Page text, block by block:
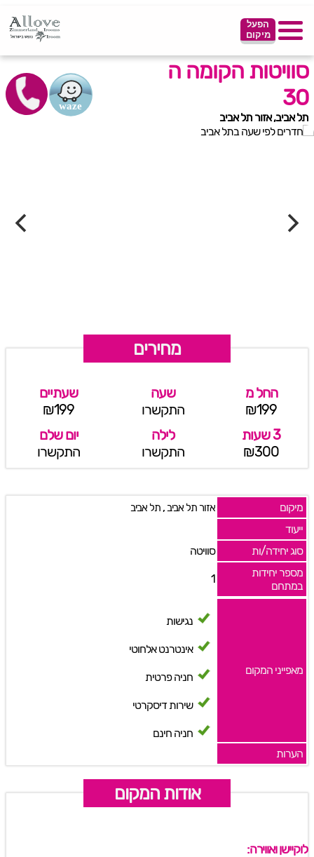
הפעל
מיקום
סוויטות הקומה ה
30
תל אביב, אזור תל אביב
מחירים
החל מ
₪199
שעה
התקשרו
שעתיים
₪199
3 שעות
₪300
לילה
התקשרו
יום שלם
התקשרו
מיקום אזור תל אביב, תל אביב
ייעוד
סוג יחידה/ות
סוויטה
מספר יחידות
במתחם
1
מאפייני המקום
נגישות
אינטרנט אלחוטי
חניה פרטית
שירות דיסקרטי
חניה חינם
הערות
אודות המקום
לוקיישן ואווירה: